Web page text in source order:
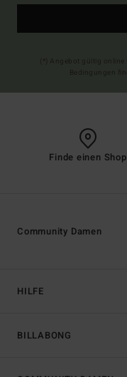
Finde einen Shop
HILFE
BILLABONG
Community Damen